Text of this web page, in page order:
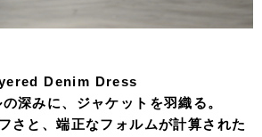
Denim Dress
深みに、ジャケットを羽織る。
さと、端正なフォルムが計算された